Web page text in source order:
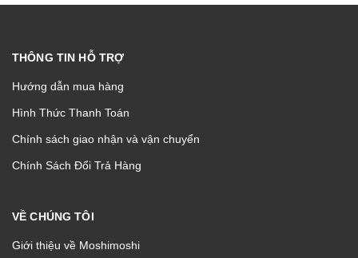
THÔNG TIN HỖ TRỢ
Hướng dẫn mua hàng
Hình Thức Thanh Toán
Chính sách giao nhận và vận chuyển
Chính Sách Đổi Trả Hàng
VỀ CHÚNG TÔI
Giới thiệu về Moshimoshi